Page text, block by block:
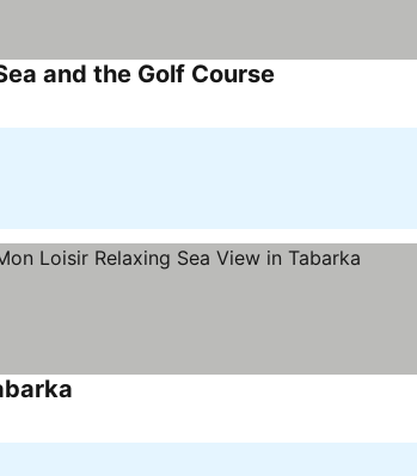
and the Golf Course